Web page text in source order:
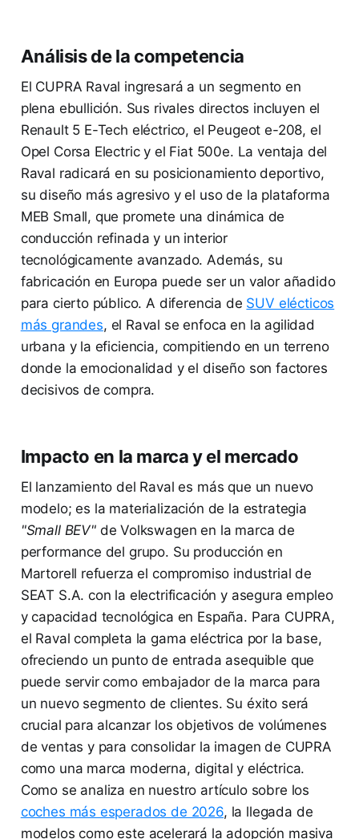
Análisis de la competencia
El CUPRA Raval ingresará a un segmento en
plena ebullición. Sus rivales directos incluyen el
Renault 5 E-Tech eléctrico, el Peugeot e-208, el
Opel Corsa Electric y el Fiat 500e. La ventaja del
Raval radicará en su posicionamiento deportivo,
su diseño más agresivo y el uso de la plataforma
MEB Small, que promete una dinámica de
conducción refinada y un interior
tecnológicamente avanzado. Además, su
fabricación en Europa puede ser un valor añadido
para cierto público. A diferencia de SUV elécticos
más grandes, el Raval se enfoca en la agilidad
urbana y la eficiencia, compitiendo en un terreno
donde la emocionalidad y el diseño son factores
decisivos de compra.
Impacto en la marca y el mercado
El lanzamiento del Raval es más que un nuevo
modelo; es la materialización de la estrategia
"Small BEV"de Volkswagen en la marca de
performance del grupo. Su producción en
Martorell refuerza el compromiso industrial de
SEAT S.A. con la electrificación y asegura empleo
y capacidad tecnológica en España. Para CUPRA,
el Raval completa la gama eléctrica por la base,
ofreciendo un punto de entrada asequible que
puede servir como embajador de la marca para
un nuevo segmento de clientes. Su éxito será
crucial para alcanzar los objetivos de volúmenes
de ventas y para consolidar la imagen de CUPRA
como una marca moderna, digital y eléctrica.
Como se analiza en nuestro artículo sobre los
coches más esperados de 2026, la llegada de
modelos como este acelerará la adopción masiva